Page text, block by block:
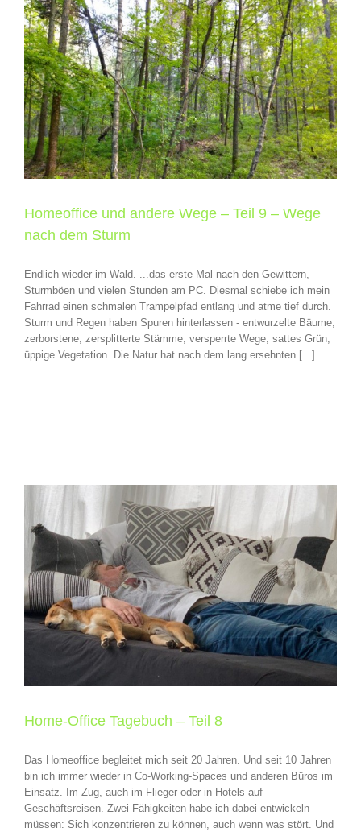
Homeoffice und andere Wege – Teil 9 – Wege
nach dem Sturm
Endlich wieder im Wald. ...das erste Mal nach den Gewittern,
Sturmböen und vielen Stunden am PC. Diesmal schiebe ich mein
Fahrrad einen schmalen Trampelpfad entlang und atme tief durch.
Sturm und Regen haben Spuren hinterlassen - entwurzelte Bäume,
zerborstene, zersplitterte Stämme, versperrte Wege, sattes Grün,
üppige Vegetation. Die Natur hat nach dem lang ersehnten [...]
Home-Office Tagebuch – Teil 8
Das Homeoffice begleitet mich seit 20 Jahren. Und seit 10 Jahren
bin ich immer wieder in Co-Working-Spaces und anderen Büros im
Einsatz. Im Zug, auch im Flieger oder in Hotels auf
Geschäftsreisen. Zwei Fähigkeiten habe ich dabei entwickeln
müssen: Sich konzentrieren zu können, auch wenn was stört. Und